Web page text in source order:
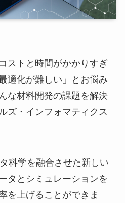
ストと時間がかかりすぎ
適化が難しい」とお悩み
な材料開発の課題を解決
ズ・インフォマティクス
科学を融合させた新しい
タとシミュレーションを
を上げることができま